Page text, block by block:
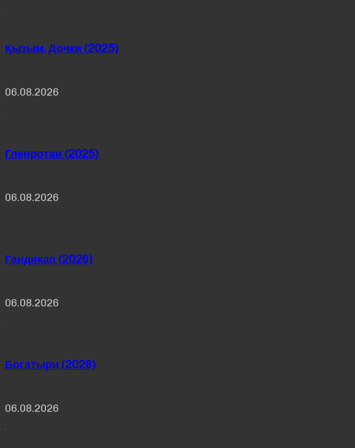
Қызым. Дочки (2025)
06.08.2026
Гленротан (2025)
06.08.2026
Гандикап (2026)
06.08.2026
Богатыри (2026)
06.08.2026